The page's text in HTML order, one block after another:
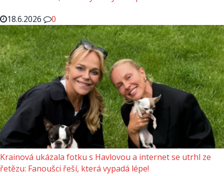
18.6.2026
0
Krainová ukázala fotku s Havlovou a internet se utrhl ze
řetězu: Fanoušci řeší, která vypadá lépe!